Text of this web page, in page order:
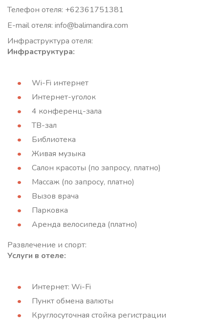
Телефон отеля: +62361751381
E-mail отеля: info@balimandira.com
Инфраструктура отеля:
Инфраструктура:
Wi-Fi интернет
Интернет-уголок
4 конференц-зала
ТВ-зал
Библиотека
Живая музыка
Салон красоты (по запросу, платно)
Массаж (по запросу, платно)
Вызов врача
Парковка
Аренда велосипеда (платно)
Развлечение и спорт:
Услуги в отеле:
Интернет: Wi-Fi
Пункт обмена валюты
Круглосуточная стойка регистрации